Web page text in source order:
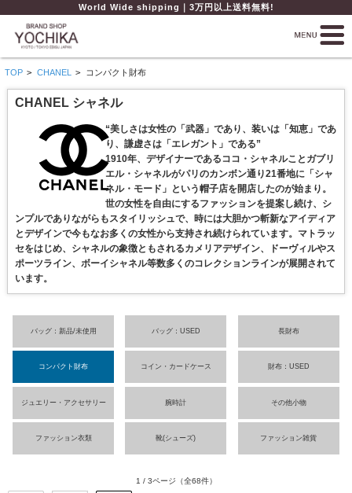
World Wide shipping｜3万円以上送料無料!
TOP > CHANEL > コンパクト財布
CHANEL シャネル
“美しさは女性の「武器」であり、装いは「知恵」であ
り、謙虚さは「エレガント」である”
1910年、デザイナーであるココ・シャネルことガブリ
エル・シャネルがパリのカンボン通り21番地に「シャ
ネル・モード」という帽子店を開店したのが始まり。
世の女性を自由にするファッションを提案し続け、シ
ンプルでありながらもスタイリッシュで、時には大胆かつ斬新なアイディア
とデザインで今もなお多くの女性から支持され続けられています。マトラッ
セをはじめ、シャネルの象徴ともされるカメリアデザイン、ドーヴィルやス
ポーツライン、ボーイシャネル等数多くのコレクションラインが展開されて
います。
バッグ：新品/未使用 バッグ：USED 長財布
コンパクト財布 コイン・カードケース 財布：USED
ジュエリー・アクセサリー 腕時計 その他小物
ファッション衣類 靴(シューズ) ファッション雑貨
1 / 3ページ （全68件）